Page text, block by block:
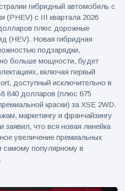
гибридный автомобиль с
(PHEV) с III квартала 2026
плюс дорожные
(HEV). Новая гибридная
подзарядки,
больше мощности, будет
включая первый
доступный исключительно в
840 долларов (плюс 675
краски) за XSE 2WD.
маркетингу и франчайзингу
что вся новая линейка
увеличение премиальных
самому популярному в